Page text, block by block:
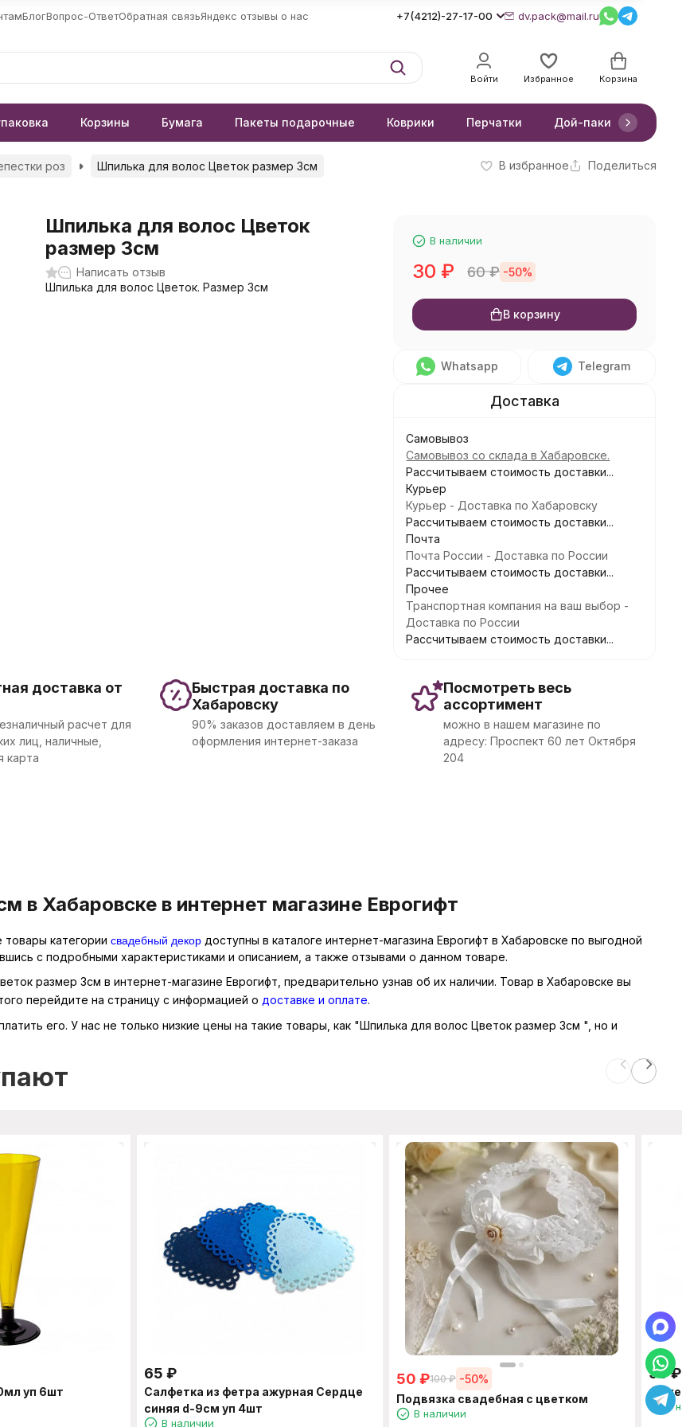
БлогВопрос-ОтветОбратная связьЯндекс отзывы о нас +7(4212)-27-17-00 dv.pack@mail.ru
Войти Избранное Корзина
Корзины Бумага Пакеты подарочные Коврики Перчатки Дой-паки
роз Шпилька для волос Цветок размер 3см В избранное Поделиться
Шпилька для волос Цветок
размер 3см
Написать отзыв
Шпилька для волос Цветок. Размер 3см
В наличии
30 ₽ 60₽ -50%
В корзину
Whatsapp Telegram
Самовывоз
Самовывоз со склада в Хабаровске.
Рассчитываем стоимость доставки...
Курьер
Курьер - Доставка по Хабаровску
Рассчитываем стоимость доставки...
Почта
Почта России - Доставка по России
Рассчитываем стоимость доставки...
Прочее
Транспортная компания на ваш выбор -
Доставка по России
Рассчитываем стоимость доставки...
доставка от
расчет для
лиц, наличные,
карта
Быстрая доставка по
Хабаровску
90% заказов доставляем в день
оформления интернет-заказа
Посмотреть весь
ассортимент
можно в нашем магазине по
адресу: Проспект 60 лет Октября
204
в Хабаровске в интернет магазине Еврогифт
категории свадебный декордоступны в каталоге интернет-магазина Еврогифт в Хабаровске по выгодной
с подробными характеристиками и описанием, а также отзывами о данном товаре.
размер 3см в интернет-магазине Еврогифт, предварительно узнав об их наличии. Товар в Хабаровске вы
перейдите на страницу с информацией о доставке и оплате.
его. У нас не только низкие цены на такие товары, как "Шпилька для волос Цветок размер 3см ", но и
уп 6шт
65 ₽
Салфетка из фетра ажурная Сердце
синяя d-9см уп 4шт
В наличии
50 ₽100 ₽ -50%
Подвязка свадебная с цветком
В наличии
95₽
В